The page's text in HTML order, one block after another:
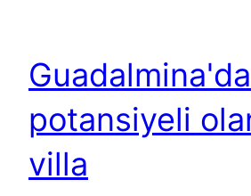
Guadalmina'da
potansiyeli
villa